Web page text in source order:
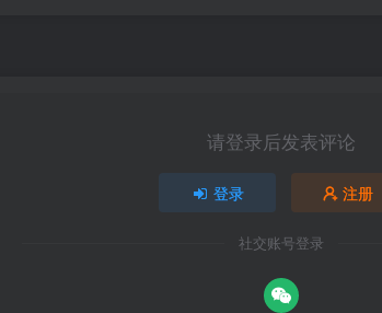
请登录后发表评论
登录 注册
社交账号登录